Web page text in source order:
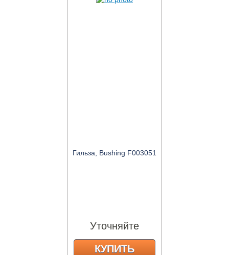
Гильза, Bushing F003051
Уточняйте
КУПИТЬ